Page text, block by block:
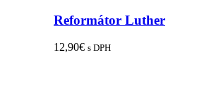
Reformátor Luther
12,90€ s DPH